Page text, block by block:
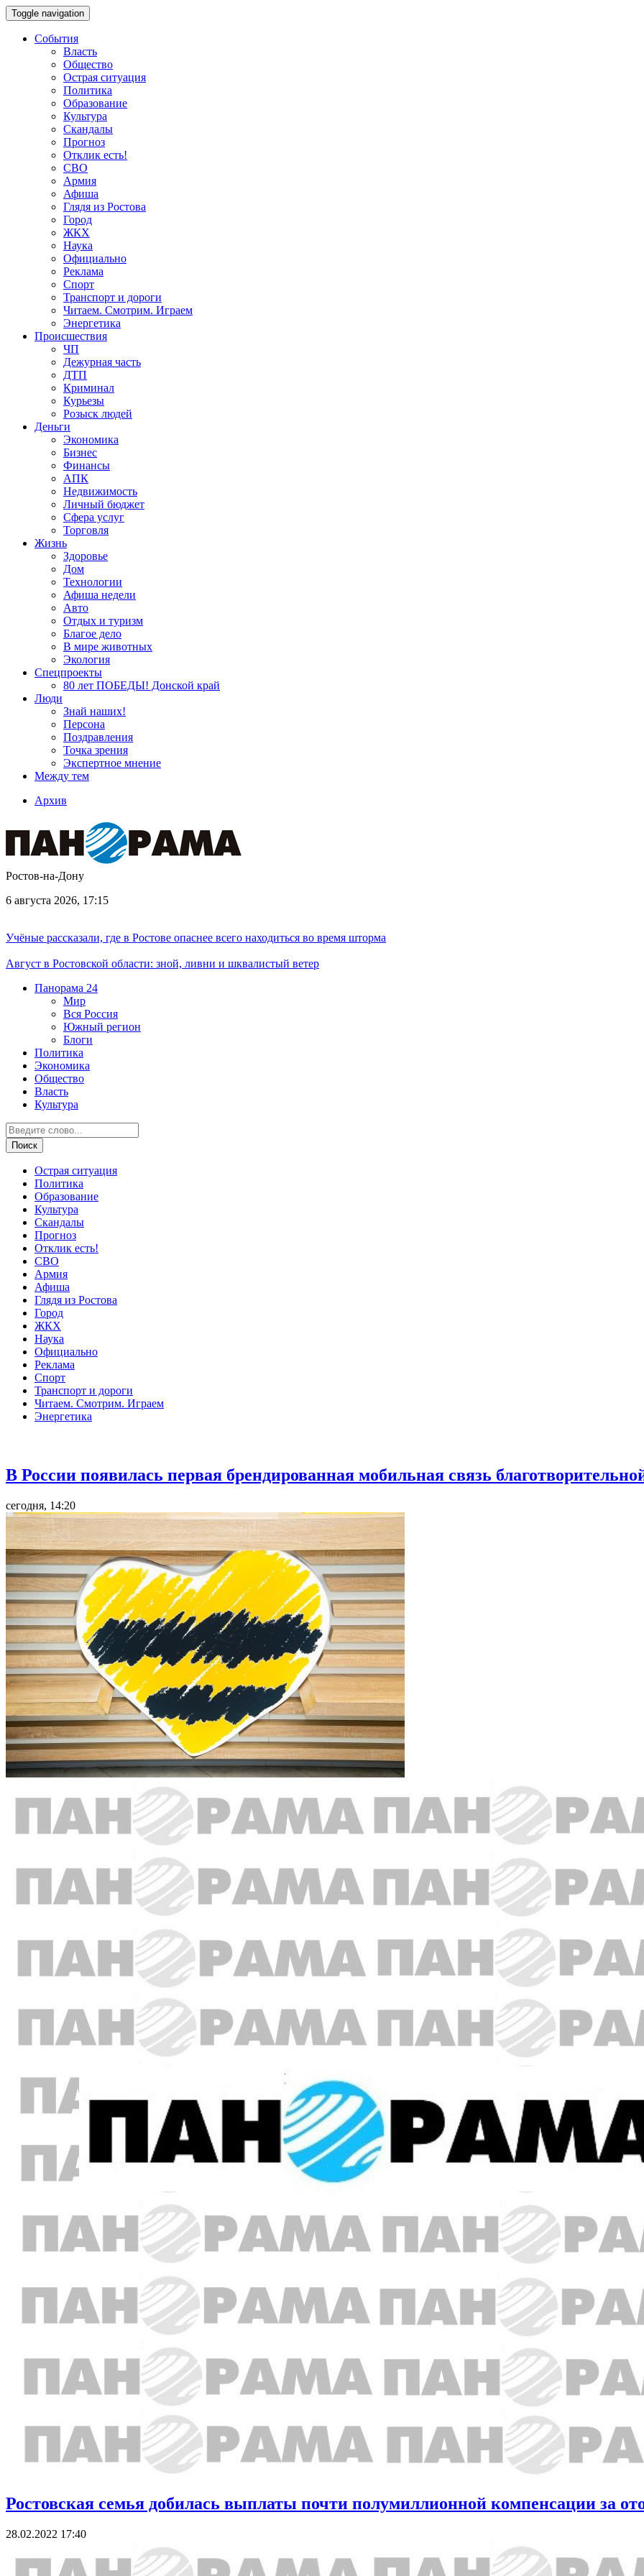
Toggle navigation
События
Власть
Общество
Острая ситуация
Политика
Образование
Культура
Скандалы
Прогноз
Отклик есть!
СВО
Армия
Афиша
Глядя из Ростова
Город
ЖКХ
Наука
Официально
Реклама
Спорт
Транспорт и дороги
Читаем. Смотрим. Играем
Энергетика
Происшествия
ЧП
Дежурная часть
ДТП
Криминал
Курьезы
Розыск людей
Деньги
Экономика
Бизнес
Финансы
АПК
Недвижимость
Личный бюджет
Сфера услуг
Торговля
Жизнь
Здоровье
Дом
Технологии
Афиша недели
Авто
Отдых и туризм
Благое дело
В мире животных
Экология
Спецпроекты
80 лет ПОБЕДЫ! Донской край
Люди
Знай наших!
Персона
Поздравления
Точка зрения
Экспертное мнение
Между тем
Архив
Ростов-на-Дону
6 августа 2026, 17:15
Учёные рассказали, где в Ростове опаснее всего находиться во время шторма
Август в Ростовской области: зной, ливни и шквалистый ветер
Панорама 24
Мир
Вся Россия
Южный регион
Блоги
Политика
Экономика
Общество
Власть
Культура
Острая ситуация
Политика
Образование
Культура
Скандалы
Прогноз
Отклик есть!
СВО
Армия
Афиша
Глядя из Ростова
Город
ЖКХ
Наука
Официально
Реклама
Спорт
Транспорт и дороги
Читаем. Смотрим. Играем
Энергетика
В России появилась первая брендированная мобильная связь
сегодня, 14:20
Ростовская семья добилась выплаты почти полумиллионной компенсации за
28.02.2022 17:40